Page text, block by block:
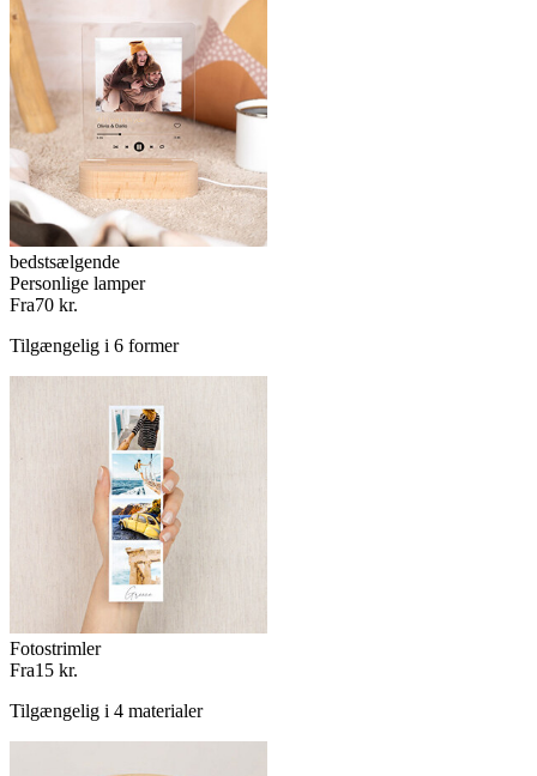
bedstsælgende
Personlige lamper
Fra70 kr.
Tilgængelig i 6 former
Fotostrimler
Fra15 kr.
Tilgængelig i 4 materialer